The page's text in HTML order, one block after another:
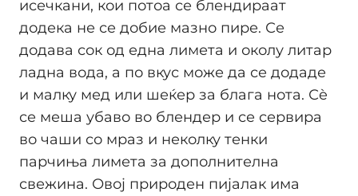
исечкани, кои потоа се блендираат
додека не се добие мазно пире. Се
додава сок од една лимета и околу литар
ладна вода, а по вкус може да се додаде
и малку мед или шеќер за блага нота. Сè
се меша убаво во блендер и се сервира
во чаши со мраз и неколку тенки
парчиња лимета за дополнителна
свежина. Овој природен пијалак има